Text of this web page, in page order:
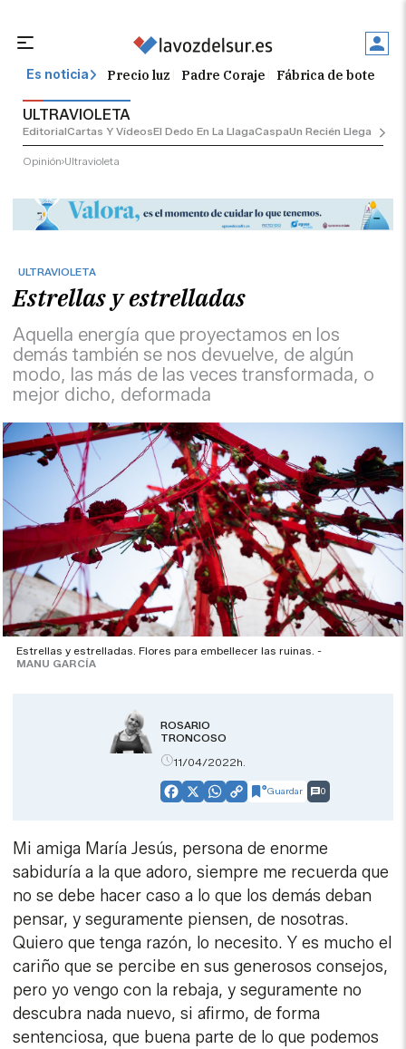
Es noticia Precio luz Padre Coraje Fábrica de botellas
ULTRAVIOLETA
EditorialCartas Y VídeosEl Dedo En La LlagaCaspaUn Recién Llegado
Opinión Ultravioleta
ULTRAVIOLETA
Estrellas y estrelladas
Aquella energía que proyectamos en los
demás también se nos devuelve, de algún
modo, las más de las veces transformada, o
mejor dicho, deformada
Estrellas y estrelladas. Flores para embellecer las ruinas. -
MANU GARCÍA
ROSARIO
TRONCOSO
11/04/2022h.
Facebook
X WhatsApp
CopyGuardar 0
Mi amiga María Jesús, persona de enorme
sabiduría a la que adoro, siempre me recuerda que
no se debe hacer caso a lo que los demás deban
pensar, y seguramente piensen, de nosotras.
Quiero que tenga razón, lo necesito. Y es mucho el
cariño que se percibe en sus generosos consejos,
pero yo vengo con la rebaja, y seguramente no
descubra nada nuevo, si afirmo, de forma
sentenciosa, que buena parte de lo que podemos